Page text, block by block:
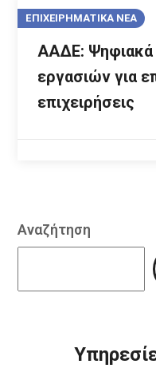
ΕΠΙΧΕΙΡΗΜΑΤΙΚΑ ΝΕΑ
ΑΑΔΕ: Ψηφιακά
εργασιών για
επιχειρήσεις
Αναζήτηση